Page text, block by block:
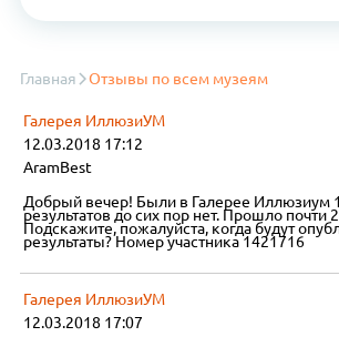
Главная Отзывы по всем музеям
Галерея ИллюзиУМ
12.03.2018 17:12
AramBest
Добрый вечер! Были в Галерее Иллюзиум
результатов до сих пор нет. Прошло почти
Подскажите, пожалуйста, когда будут
результаты? Номер участника 1421716
Галерея ИллюзиУМ
12.03.2018 17:07